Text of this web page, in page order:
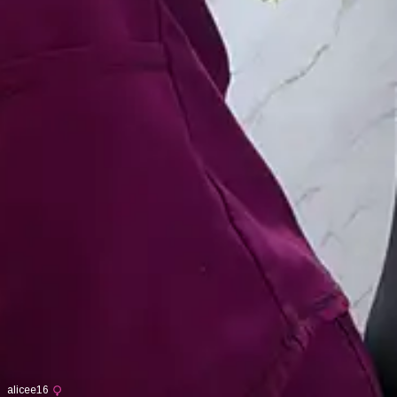
alicee16